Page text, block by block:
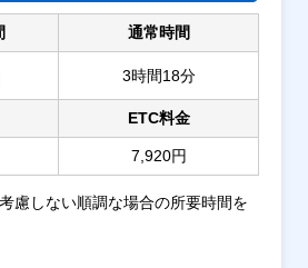
通常時間
3時間18分
ETC料金
7,920円
慮しない順調な場合の所要時間を